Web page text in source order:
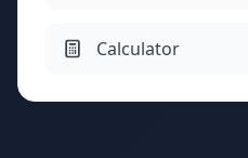
Calculator